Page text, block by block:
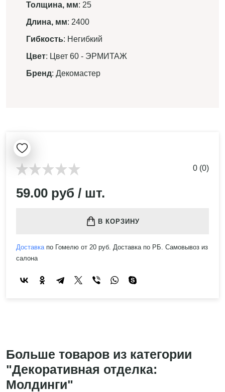
Толщина, мм: 25
Длина, мм: 2400
Гибкость: Негибкий
Цвет: Цвет 60 - ЭРМИТАЖ
Бренд: Декомастер
0 (0)
59.00 руб / шт.
В КОРЗИНУ
Доставкапо Гомелю от 20 руб. Доставка по РБ. Самовывоз из
салона
Больше товаров из категории
"Декоративная отделка:
Молдинги"